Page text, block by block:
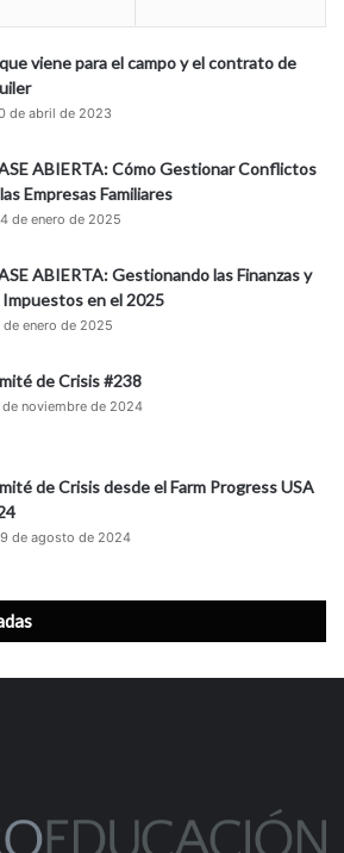
viene para el campo y el contrato de
de abril de 2023
ABIERTA: Cómo Gestionar Conflictos
Empresas Familiares
de enero de 2025
ABIERTA: Gestionando las Finanzas y
Impuestos en el 2025
de enero de 2025
de Crisis #238
de noviembre de 2024
de Crisis desde el Farm Progress USA
de agosto de 2024